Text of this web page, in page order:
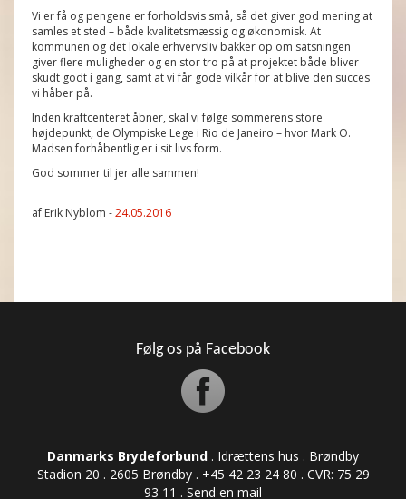
Vi er få og pengene er forholdsvis små, så det giver god mening at
samles et sted – både kvalitetsmæssig og økonomisk. At
kommunen og det lokale erhvervsliv bakker op om satsningen
giver flere muligheder og en stor tro på at projektet både bliver
skudt godt i gang, samt at vi får gode vilkår for at blive den succes
vi håber på.
Inden kraftcenteret åbner, skal vi følge sommerens store
højdepunkt, de Olympiske Lege i Rio de Janeiro – hvor Mark O.
Madsen forhåbentlig er i sit livs form.
God sommer til jer alle sammen!
af Erik Nyblom -24.05.2016
Følg os på Facebook
Danmarks Brydeforbund . Idrættens hus . Brøndby
Stadion 20 . 2605 Brøndby . +45 42 23 24 80 . CVR: ​​​​​​75 29
93 11 . Send en mail